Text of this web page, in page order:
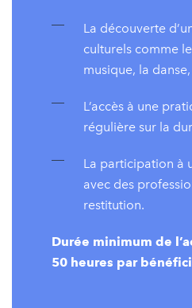
La découverte
culturels comme
musique, la
L’accès à une
régulière sur la
La participation à
avec des
restitution.
Durée minimum de
50 heures par